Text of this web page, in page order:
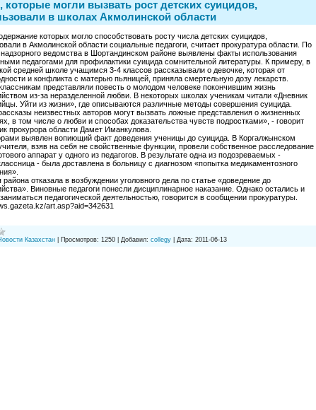
которые могли вызвать рост детских суицидов,
в школах Акмолинской области
которых могло способствовать росту числа детских суицидов,
в Акмолинской области социальные педагоги, считает прокуратура области. По
ведомства в Шортандинском районе выявлены факты использования
педагогами для профилактики суицида сомнительной литературы. К примеру, в
средней школе учащимся 3-4 классов рассказывали о девочке, которая от
и конфликта с матерью пьяницей, приняла смертельную дозу лекарств.
представляли повесть о молодом человеке покончившим жизнь
из-за неразделенной любви. В некоторых школах ученикам читали «Дневник
Уйти из жизни», где описываются различные методы совершения суицида.
неизвестных авторов могут вызвать ложные представления о жизненных
в том числе о любви и способах доказательства чувств подростками», - говорит
прокурора области Дамет Иманкулова.
выявлен вопиющий факт доведения ученицы до суицида. В Коргалжынском
взяв на себя не свойственные функции, провели собственное расследование
аппарат у одного из педагогов. В результате одна из подозреваемых -
- была доставлена в больницу с диагнозом «попытка медикаментозного
отказала в возбуждении уголовного дела по статье «доведение до
Виновные педагоги понесли дисциплинарное наказание. Однако остались и
педагогической деятельностью, говорится в сообщении прокуратуры.
art.asp?aid=342631
Казахстан Просмотров: 1250 Добавил: collegy Дата: 2011-06-13